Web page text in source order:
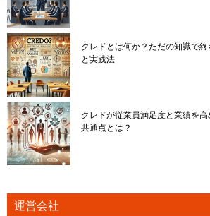
クレドとは何か？ただの知識で
と実践法
クレドが従業員満足度と業績を
共通点とは？
運営会社